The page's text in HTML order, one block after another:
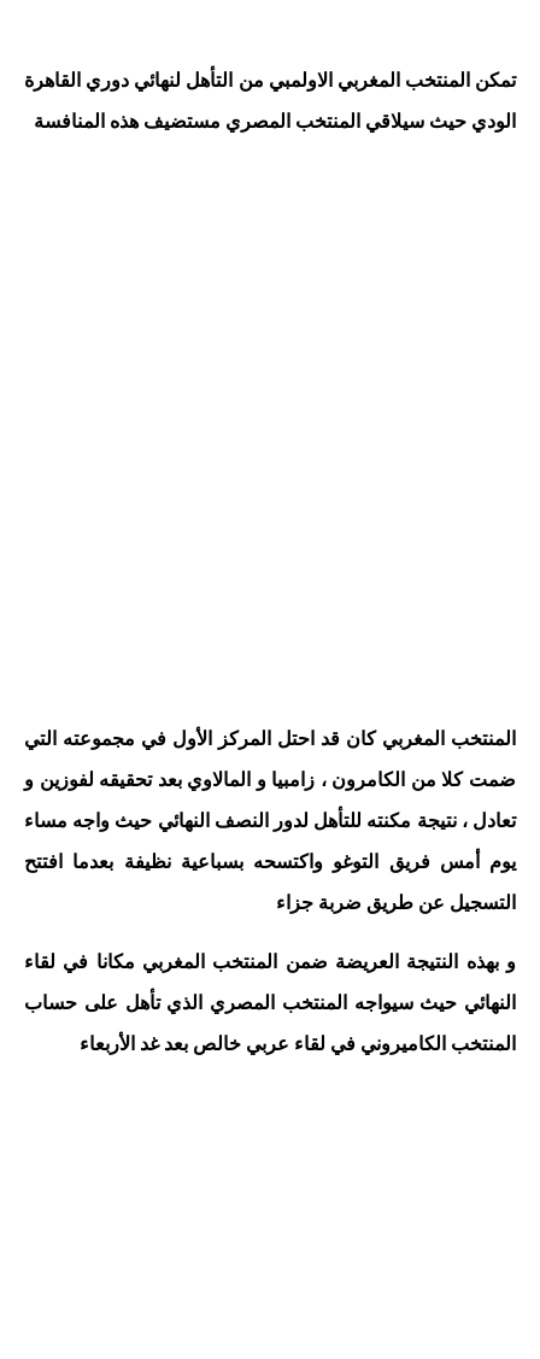
تمكن المنتخب المغربي الاولمبي من التأهل لنهائي دوري القاهرة
الودي حيث سيلاقي المنتخب المصري مستضيف هذه المنافسة
المنتخب المغربي كان قد احتل المركز الأول في مجموعته التي
ضمت كلا من الكامرون ، زامبيا و المالاوي بعد تحقيقه لفوزين و
تعادل ، نتيجة مكنته للتأهل لدور النصف النهائي حيث واجه مساء
يوم أمس فريق التوغو واكتسحه بسباعية نظيفة بعدما افتتح
التسجيل عن طريق ضربة جزاء
و بهذه النتيجة العريضة ضمن المنتخب المغربي مكانا في لقاء
النهائي حيث سيواجه المنتخب المصري الذي تأهل على حساب
المنتخب الكاميروني في لقاء عربي خالص بعد غد الأربعاء